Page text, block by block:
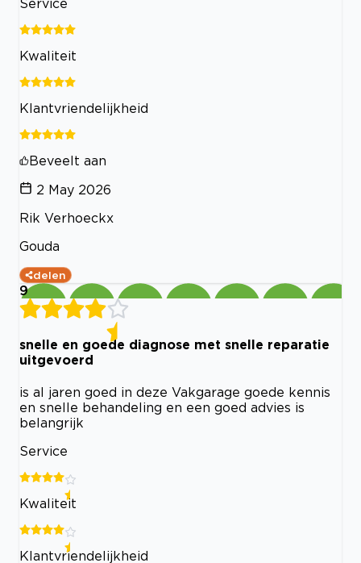
Service
Kwaliteit
Klantvriendelijkheid
Beveelt aan
2 May 2026
Rik Verhoeckx
Gouda
delen
9
snelle en goede diagnose met snelle reparatie
uitgevoerd
is al jaren goed in deze Vakgarage goede kennis
en snelle behandeling en een goed advies is
belangrijk
Service
Kwaliteit
Klantvriendelijkheid